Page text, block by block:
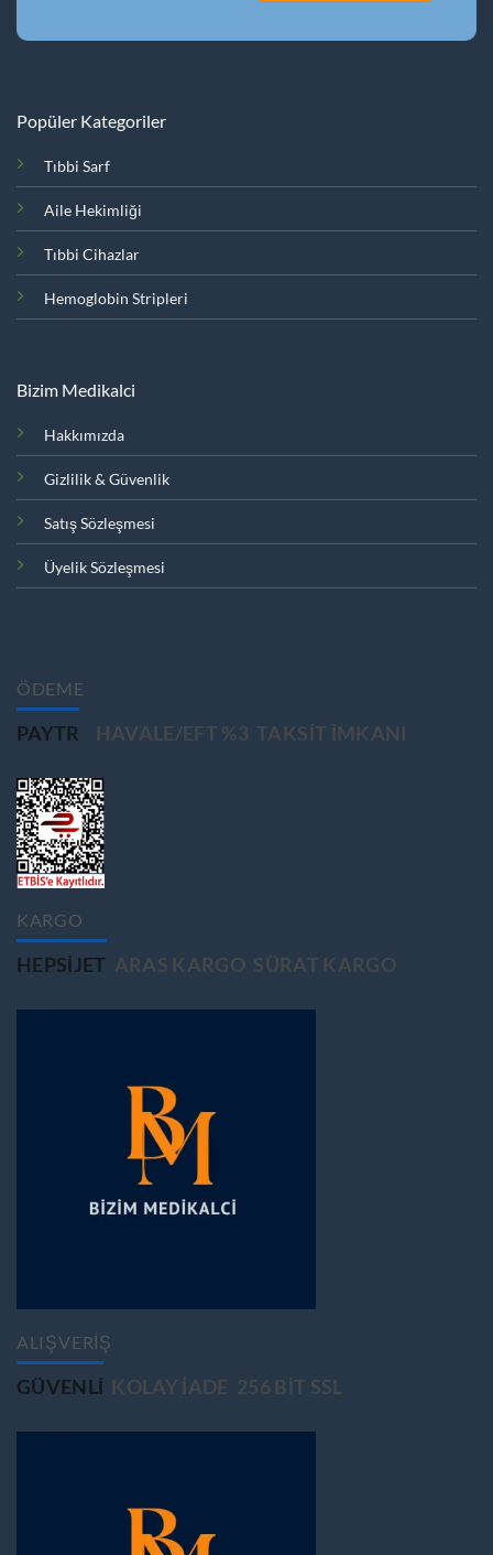
Popüler Kategoriler
Tıbbi Sarf
Aile Hekimliği
Tıbbi Cihazlar
Hemoglobin Stripleri
Bizim Medikalci
Hakkımızda
Gizlilik & Güvenlik
Satış Sözleşmesi
Üyelik Sözleşmesi
ÖDEME
PAYTR HAVALE/EFT %3 TAKSIT IMKANI
KARGO
HEPSIJET ARAS KARGO SÜRAT KARGO
ALIŞVERİŞ
GÜVENLİ KOLAY İADE 256 BİT SSL